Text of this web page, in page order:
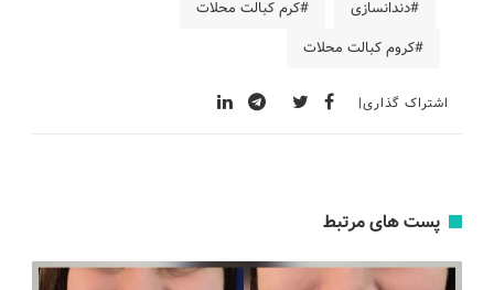
#دندانسازی
#کرم کبالت محلات
#کروم کبالت محلات
اشتراک گذاری
پست های مرتبط